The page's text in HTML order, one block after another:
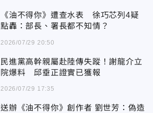
《油不得你》遭查水表 徐巧芯列4疑
點轟：部長、署長都不知情？
2026/07/29 20:50
民進黨高幹親屬赴陸傳失蹤！謝龍介立
院爆料 邱垂正證實已獲報
2026/07/29 17:35
送辦《油不得你》創作者 劉世芳：偽造